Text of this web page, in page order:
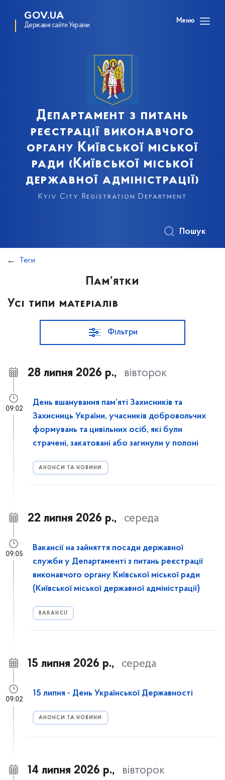
GOV.UA
Державні сайти України
Меню
Департамент з питань
реєстрації виконавчого
органу Київської міської
ради (Київської міської
державної адміністрації)
Kyiv City Registration Department
Пошук
Теги
Пам’ятки
Усі типи матеріалів
Фільтри
28 липня 2026 р., вівторок
День вшанування пам’яті Захисників та
Захисниць України, учасників добровольчих
формувань та цивільних осіб, які були
страчені, закатовані або загинули у полоні
АНОНСИ ТА НОВИНИ
09:02
22 липня 2026 р., середа
Вакансії на зайняття посади державної
служби у Департаменті з питань реєстрації
виконавчого органу Київської міської ради
(Київської міської державної адміністрації)
ВАКАНСІЇ
09:05
15 липня 2026 р., середа
15 липня - День Української Державності
АНОНСИ ТА НОВИНИ
09:02
14 липня 2026 р., вівторок